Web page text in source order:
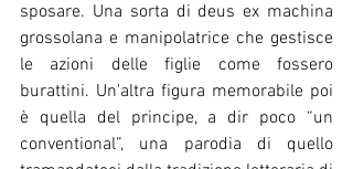
sposare. Una sorta di deus ex machina
grossolana e manipolatrice che gestisce
le azioni delle figlie come fossero
burattini. Un'altra figura memorabile poi
è quella del principe, a dir poco “un
conventional”, una parodia di quello